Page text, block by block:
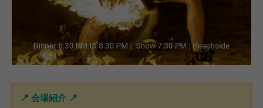
#JCBプラザ #アフタヌーンティー #グアム
📍 会場紹介 📍